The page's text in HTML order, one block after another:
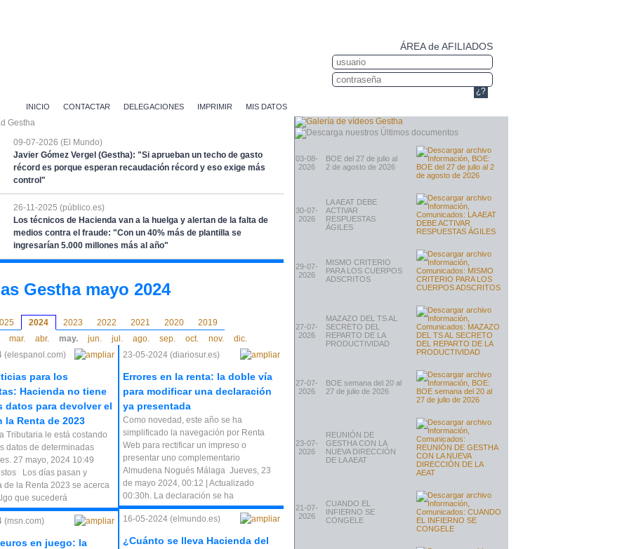
ÁREA de AFILIADOS
¿?
INICIO CONTACTAR DELEGACIONES IMPRIMIR MIS DATOS
09-07-2026 (El Mundo)
Javier Gómez Vergel (Gestha): "Si aprueban un techo de gasto
récord es porque esperan recaudación récord y eso exige más
control"
26-11-2025 (público.es)
Los técnicos de Hacienda van a la huelga y alertan de la falta de
medios contra el fraude: "Con un 40% más de plantilla se
ingresarían 5.000 millones más al año"
Gestha mayo 2024
2024 2023 2022 2021 2020
2019
mar.
abr. may. jun. jul. ago. sep. oct. nov.
dic.
(elespanol.com)
para los
Hacienda no tiene
datos para devolver el
la Renta de 2023
Tributaria le está costando
datos de determinadas
27 mayo, 2024 10:49
Los días pasan y
de la Renta 2023 se acerca
que sucederá
(msn.com)
en juego: la
23-05-2024 (diariosur.es)
Errores en la renta: la doble vía
para modificar una declaración
ya presentada
Como novedad, este año se ha
simplificado la navegación por Renta
Web para rectificar un impreso o
presentar uno complementario
Almudena Nogués Málaga Jueves, 23
de mayo 2024, 00:12 | Actualizado
00:30h. La declaración se ha
16-05-2024 (elmundo.es)
¿Cuánto se lleva Hacienda del
03-08-
2026
BOE del 27 de julio al
2 de agosto de 2026
30-07-
2026
LA AEAT DEBE
ACTIVAR
RESPUESTAS
ÁGILES
29-07-
2026
MISMO CRITERIO
PARA LOS CUERPOS
ADSCRITOS
27-07-
2026
MAZAZO DEL TS AL
SECRETO DEL
REPARTO DE LA
PRODUCTIVIDAD
27-07-
2026
BOE semana del 20 al
27 de julio de 2026
23-07-
2026
REUNIÓN DE
GESTHA CON LA
NUEVA DIRECCIÓN
DE LA AEAT
21-07-
2026
CUANDO EL
INFIERNO SE
CONGELE